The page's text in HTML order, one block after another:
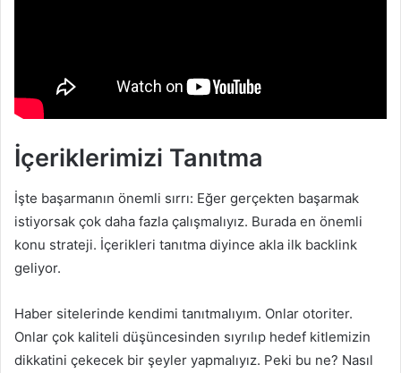
İçeriklerimizi Tanıtma
İşte başarmanın önemli sırrı: Eğer gerçekten başarmak
istiyorsak çok daha fazla çalışmalıyız. Burada en önemli
konu strateji. İçerikleri tanıtma diyince akla ilk backlink
geliyor.
Haber sitelerinde kendimi tanıtmalıyım. Onlar otoriter.
Onlar çok kaliteli düşüncesinden sıyrılıp hedef kitlemizin
dikkatini çekecek bir şeyler yapmalıyız. Peki bu ne? Nasıl